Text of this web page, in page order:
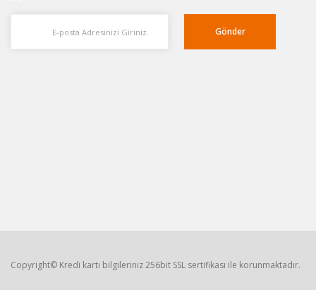
Gönder
Copyright© Kredi kartı bilgileriniz 256bit SSL sertifikası ile korunmaktadır.